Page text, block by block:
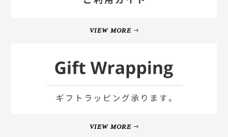
VIEW MORE
VIEW MORE